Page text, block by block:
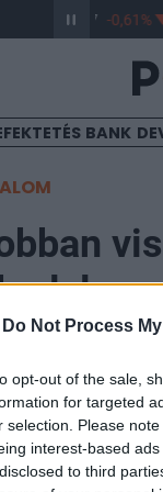
Do Not Process
opt-out of the sale,
for targeted
selection. Please
interest-based
to third
363,17 -0,61%
BANK
visszaesést
előző havi